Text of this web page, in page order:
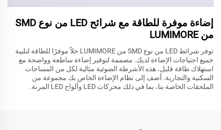
إضاءة موفرة للطاقة مع شرائح LED من نوع SMD
من LUMIMORE
توفر شرائط LED من نوع SMD من LUMIMORE حلاً موفرًا للطاقة لتلبية
جميع احتياجات الإضاءة لديك. مصممة لتوفير إضاءة ساطعة وواضحة مع
استهلاك طاقة قليل، هذه الأشرطة الضوئية مثالية لكل من المساحات
السكنية والتجارية. أضف إلى نظام الإضاءة الخاص بك مجموعة من
الملحقات الخاصة بنا، بما في ذلك محركات LED وألواح LED المرنة.